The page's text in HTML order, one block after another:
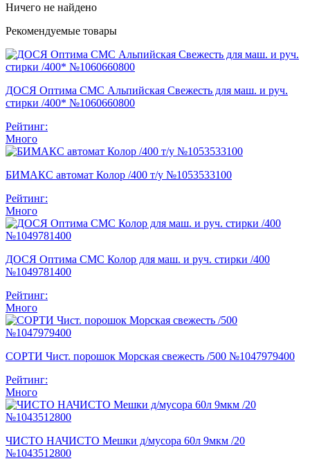
Ничего не найдено
Рекомендуемые товары
ДОСЯ Оптима СМС Альпийская Свежесть для маш. и руч.
стирки /400* №1060660800
Рейтинг:
Много
БИМАКС автомат Колор /400 т/у №1053533100
Рейтинг:
Много
ДОСЯ Оптима СМС Колор для маш. и руч. стирки /400
№1049781400
Рейтинг:
Много
СОРТИ Чист. порошок Морская свежесть /500 №1047979400
Рейтинг:
Много
ЧИСТО НАЧИСТО Мешки д/мусора 60л 9мкм /20
№1043512800